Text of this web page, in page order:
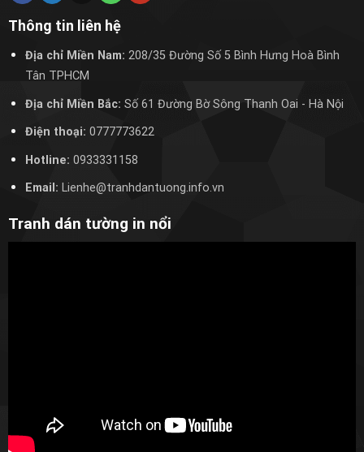
Thông tin liên hệ
Địa chỉ Miền Nam: 208/35 Đường Số 5 Bình Hưng Hoà Bình
Tân TPHCM
Địa chỉ Miền Bắc: Số 61 Đường Bờ Sông Thanh Oai - Hà Nội
Điện thoại: 0777773622
Hotline: 0933331158
Email: Lienhe@tranhdantuong.info.vn
Tranh dán tường in nổi